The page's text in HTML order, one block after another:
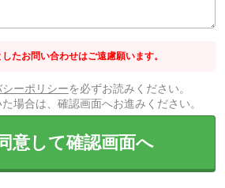
たお問い合わせはご遠慮願います。
ーポリシーを必ずお読みください。
場合は、確認画面へお進みください。
意して確認画面へ